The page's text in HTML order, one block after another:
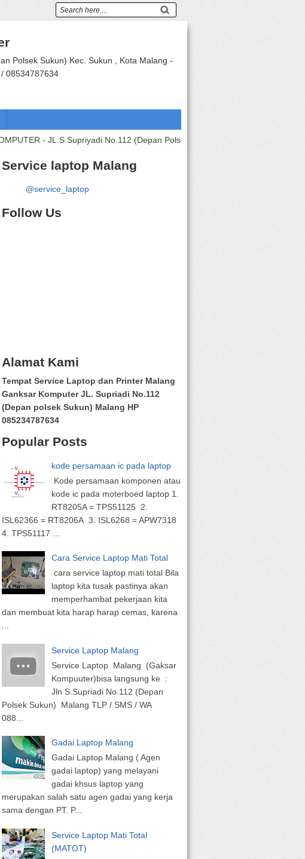
Polsek Sukun) Kec. Sukun , Kota Malang -
08534787634
- JL.S.Supriyadi No.112 (Depan Polsek Sukun / 400M Utar Kampus
Service laptop Malang
@service_laptop
Follow Us
Alamat Kami
Tempat Service Laptop dan Printer Malang
Ganksar Komputer JL. Supriadi No.112
(Depan polsek Sukun) Malang HP
085234787634
Popular Posts
kode persamaan ic pada laptop
Kode persamaan komponen atau
kode ic pada moterboed laptop 1.
RT8205A = TPS51125 2.
ISL62366 = RT8206A 3. ISL6268 = APW7318
4. TPS51117 ...
Cara Service Laptop Mati Total
cara service laptop mati total Bila
laptop kita tusak pastinya akan
memperhambat pekerjaan kita
dan membuat kita harap harap cemas, karena
...
Service Laptop Malang
Service Laptop Malang (Gaksar
Kompuuter)bisa langsung ke :
Jln S.Supriadi No.112 (Depan
Polsek Sukun) Malang TLP / SMS / WA
088...
Gadai Laptop Malang
Gadai Laptop Malang ( Agen
gadai laptop) yang melayani
gadai khsus laptop yang
merupakan salah satu agen gadai yang kerja
sama dengan PT. P...
Service Laptop Mati Total
(MATOT)